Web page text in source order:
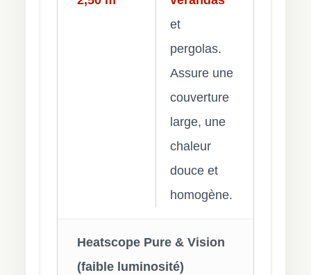
et
pergolas.
Assure une
couverture
large, une
chaleur
douce et
homogène.
Heatscope Pure & Vision
(faible luminosité)